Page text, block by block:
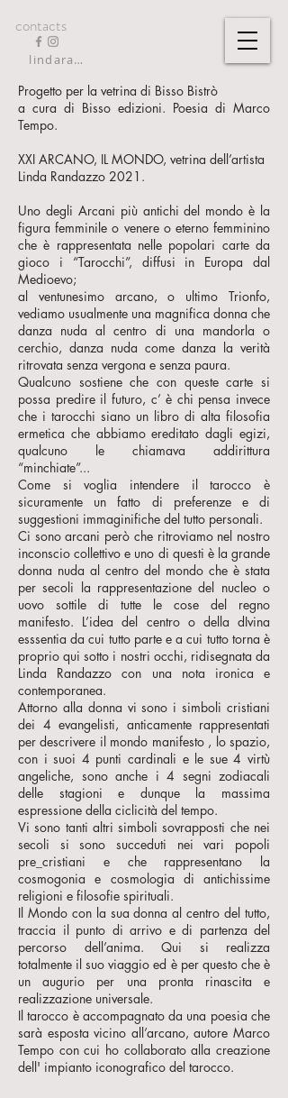
lindarandazzo9@gmail.com
contacts
Progetto per la vetrina di Bisso Bistrò
a cura di Bisso edizioni. Poesia di Marco
Tempo.
XXI ARCANO, IL MONDO, vetrina dell’artista
Linda Randazzo 2021.
Uno degli Arcani più antichi del mondo è la
figura femminile o venere o eterno femminino
che è rappresentata nelle popolari carte da
gioco i “Tarocchi”, diffusi in Europa dal
Medioevo;
al ventunesimo arcano, o ultimo Trionfo,
vediamo usualmente una magnifica donna che
danza nuda al centro di una mandorla o
cerchio, danza nuda come danza la verità
ritrovata senza vergona e senza paura.
Qualcuno sostiene che con queste carte si
possa predire il futuro, c’ è chi pensa invece
che i tarocchi siano un libro di alta filosofia
ermetica che abbiamo ereditato dagli egizi,
qualcuno le chiamava addirittura
“minchiate”...
Come si voglia intendere il tarocco è
sicuramente un fatto di preferenze e di
suggestioni immaginifiche del tutto personali.
Ci sono arcani però che ritroviamo nel nostro
inconscio collettivo e uno di questi è la grande
donna nuda al centro del mondo che è stata
per secoli la rappresentazione del nucleo o
uovo sottile di tutte le cose del regno
manifesto. L’idea del centro o della dIvina
esssentia da cui tutto parte e a cui tutto torna è
proprio qui sotto i nostri occhi, ridisegnata da
Linda Randazzo con una nota ironica e
contemporanea.
Attorno alla donna vi sono i simboli cristiani
dei 4 evangelisti, anticamente rappresentati
per descrivere il mondo manifesto , lo spazio,
con i suoi 4 punti cardinali e le sue 4 virtù
angeliche, sono anche i 4 segni zodiacali
delle stagioni e dunque la massima
espressione della ciclicità del tempo.
Vi sono tanti altri simboli sovrapposti che nei
secoli si sono succeduti nei vari popoli
pre_cristiani e che rappresentano la
cosmogonia e cosmologia di antichissime
religioni e filosofie spirituali.
Il Mondo con la sua donna al centro del tutto,
traccia il punto di arrivo e di partenza del
percorso dell’anima. Qui si realizza
totalmente il suo viaggio ed è per questo che è
un augurio per una pronta rinascita e
realizzazione universale.
Il tarocco è accompagnato da una poesia che
sarà esposta vicino all’arcano, autore Marco
Tempo con cui ho collaborato alla creazione
dell' impianto iconografico del tarocco.